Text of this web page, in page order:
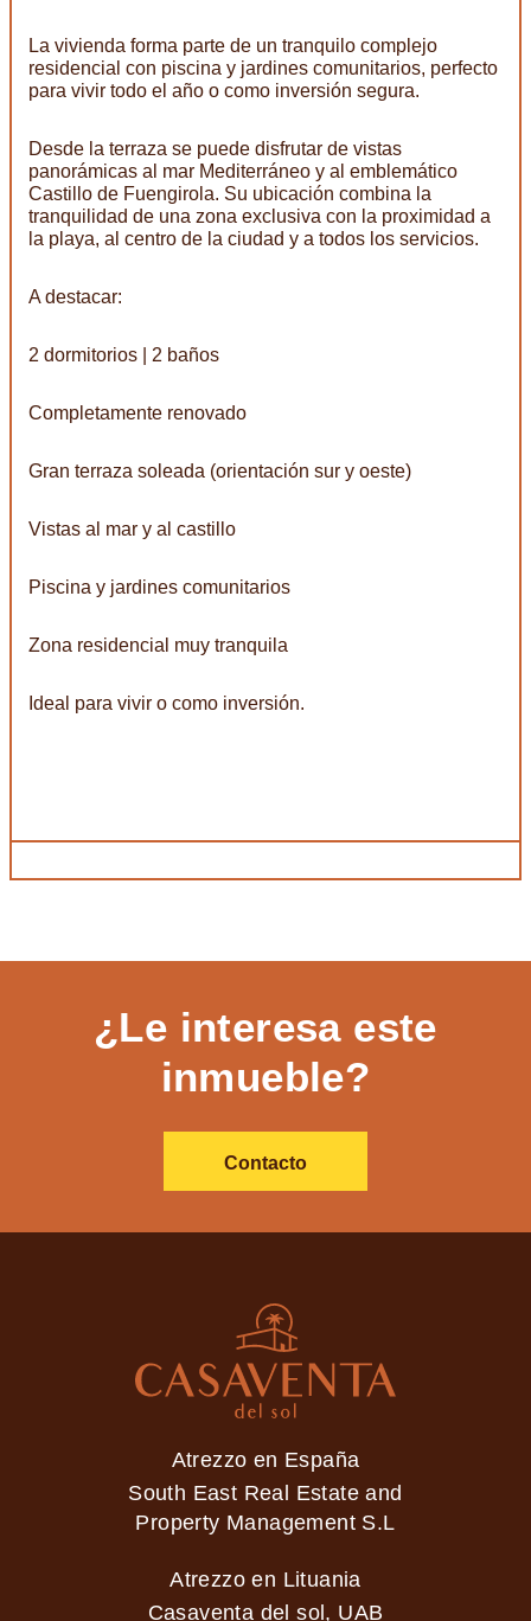
La vivienda forma parte de un tranquilo complejo
residencial con piscina y jardines comunitarios, perfecto
para vivir todo el año o como inversión segura.
Desde la terraza se puede disfrutar de vistas
panorámicas al mar Mediterráneo y al emblemático
Castillo de Fuengirola. Su ubicación combina la
tranquilidad de una zona exclusiva con la proximidad a
la playa, al centro de la ciudad y a todos los servicios.
A destacar:
2 dormitorios | 2 baños
Completamente renovado
Gran terraza soleada (orientación sur y oeste)
Vistas al mar y al castillo
Piscina y jardines comunitarios
Zona residencial muy tranquila
Ideal para vivir o como inversión.
¿Le interesa este
inmueble?
Contacto
Atrezzo en España
South East Real Estate and
Property Management S.L
Atrezzo en Lituania
Casaventa del sol, UAB